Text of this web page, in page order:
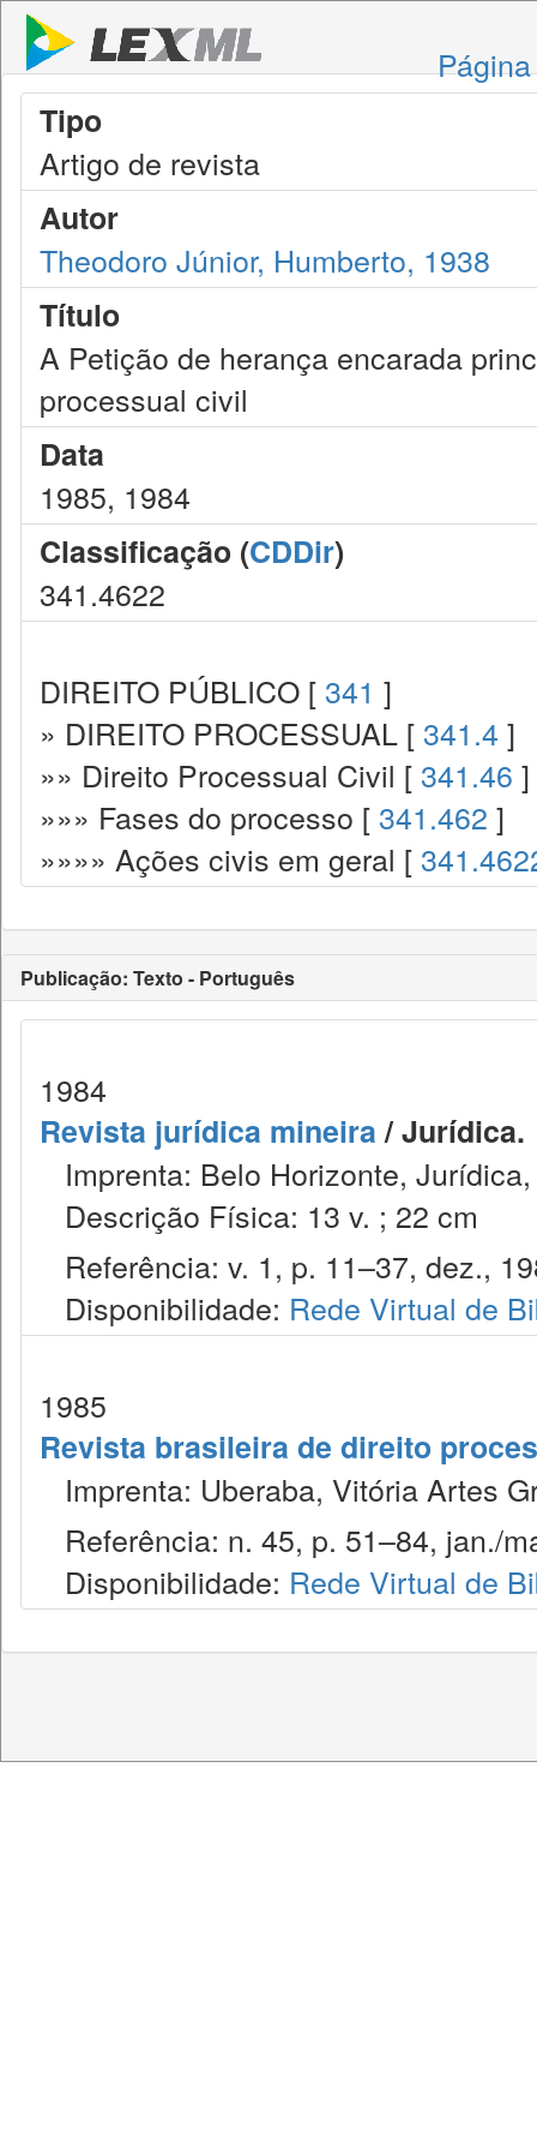
Tipo
Artigo de revista
Autor
Theodoro Júnior, Humberto, 1938
Título
A Petição de herança encarada
processual civil
Data
1985, 1984
Classificação (CDDir)
341.4622
DIREITO PÚBLICO [ 341 ]
» DIREITO PROCESSUAL [ 341.4 ]
»» Direito Processual Civil [ 341.46 ]
»»» Fases do processo [ 341.462 ]
»»»» Ações civis em geral [
Publicação: Texto - Português
1984
Revista jurídica mineira/ Jurídica.
Imprenta: Belo Horizonte,
Descrição Física: 13 v. ; 22 cm
Referência: v. 1, p. 11–37, dez.,
Disponibilidade: Rede Virtual de
1985
Revista brasileira de direito
Imprenta: Uberaba, Vitória Artes
Referência: n. 45, p. 51–84, jan./
Disponibilidade: Rede Virtual de